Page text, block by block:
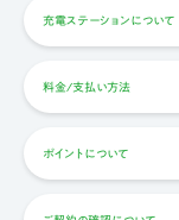
充電ステーションについて
料金/支払い方法
ポイントについて